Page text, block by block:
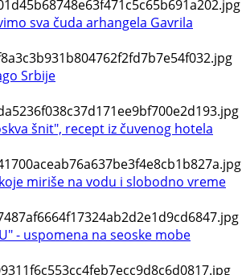
sva čuda arhangela Gavrila
Srbije
šnit", recept iz čuvenog hotela
miriše na vodu i slobodno vreme
- uspomena na seoske mobe